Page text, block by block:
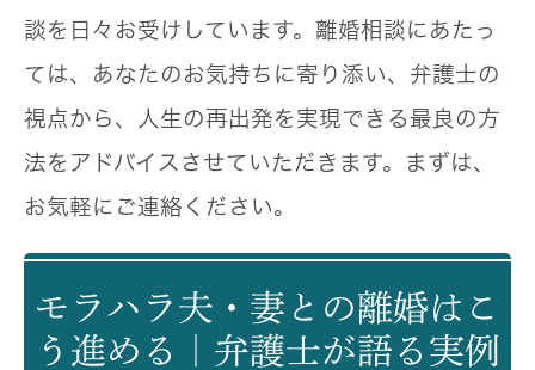
談を日々お受けしています。離婚相談にあたっ
ては、あなたのお気持ちに寄り添い、弁護士の
視点から、人生の再出発を実現できる最良の方
法をアドバイスさせていただきます。まずは、
お気軽にご連絡ください。
モラハラ夫・妻との離婚はこ
う進める｜弁護士が語る実例